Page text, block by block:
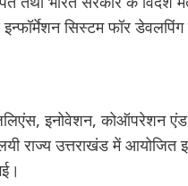
सिस्टम फॉर
इनोवेशन, कोऑपरेशन
राज्य उत्तराखंड में